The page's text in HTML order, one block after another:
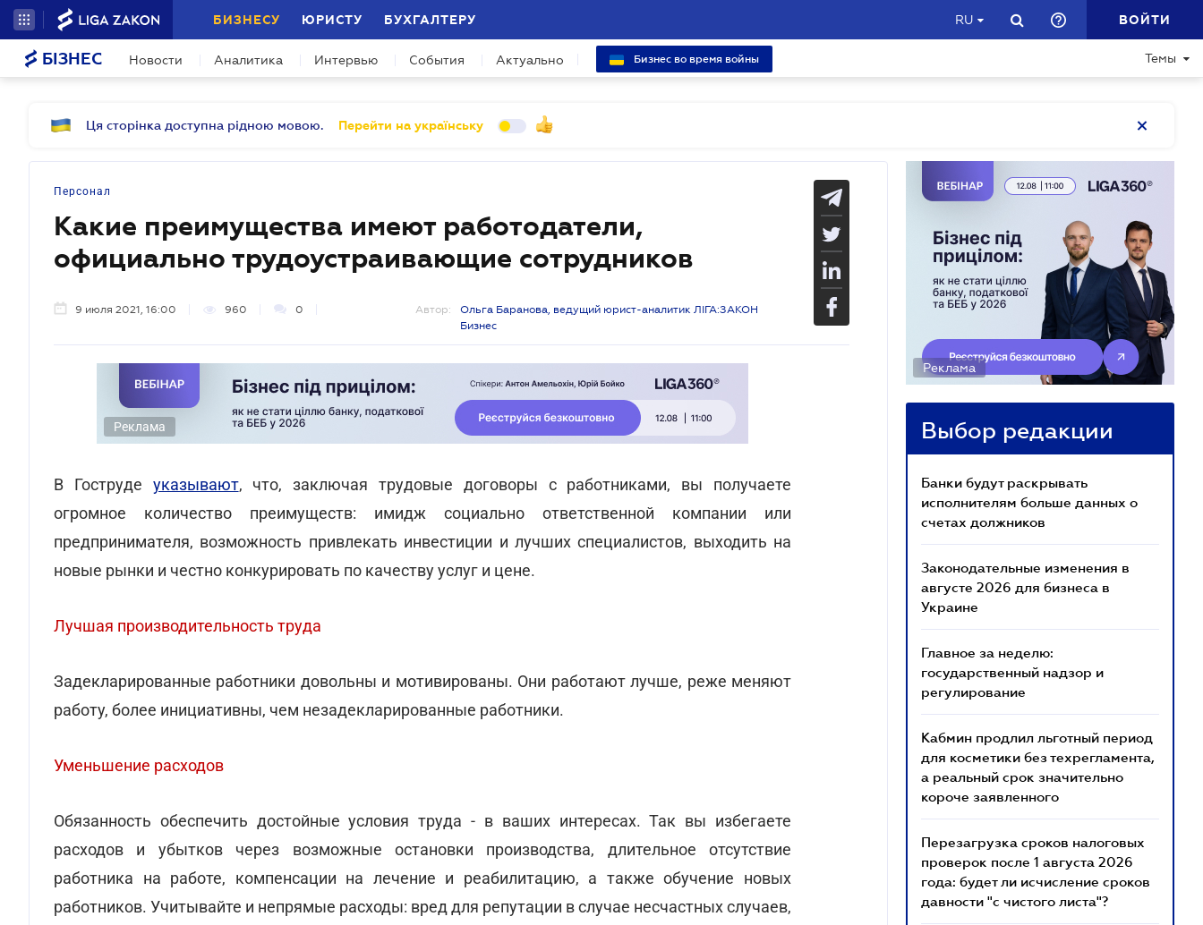
БИЗНЕСУ ЮРИСТУ БУХГАЛТЕРУ RU ВОЙТИ
БІЗНЕС Новости Аналитика Интервью События Актуально Бизнес во время войны Темы
Ця сторінка доступна рідною мовою. Перейти на українську
Персонал
Какие преимущества имеют работодатели,
официально трудоустраивающие сотрудников
9 июля 2021, 16:00 960 0 Автор:
Ольга Баранова, ведущий юрист-аналитик ЛІГА:ЗАКОН
Бизнес
Реклама
В Гоструде указывают, что, заключая трудовые договоры с работниками, вы получаете
огромное количество преимуществ: имидж социально ответственной компании или
предпринимателя, возможность привлекать инвестиции и лучших специалистов, выходить на
новые рынки и честно конкурировать по качеству услуг и цене.
Лучшая производительность труда
Задекларированные работники довольны и мотивированы. Они работают лучше, реже меняют
работу, более инициативны, чем незадекларированные работники.
Уменьшение расходов
Обязанность обеспечить достойные условия труда - в ваших интересах. Так вы избегаете
расходов и убытков через возможные остановки производства, длительное отсутствие
работника на работе, компенсации на лечение и реабилитацию, а также обучение новых
работников. Учитывайте и непрямые расходы: вред для репутации в случае несчастных случаев,
Реклама
Выбор редакции
Банки будут раскрывать
исполнителям больше данных о
счетах должников
Законодательные изменения в
августе 2026 для бизнеса в
Украине
Главное за неделю:
государственный надзор и
регулирование
Кабмин продлил льготный период
для косметики без техрегламента,
а реальный срок значительно
короче заявленного
Перезагрузка сроков налоговых
проверок после 1 августа 2026
года: будет ли исчисление сроков
давности "с чистого листа"?